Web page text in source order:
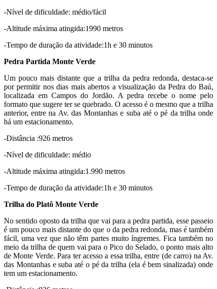
-Nível de dificuldade: médio/fácil
-Altitude máxima atingida:1990 metros
-Tempo de duração da atividade:1h e 30 minutos
Pedra Partida Monte Verde
Um pouco mais distante que a trilha da pedra redonda, destaca-se
por permitir nos dias mais abertos a visualização da Pedra do Baú,
localizada em Campos do Jordão. A pedra recebe o nome pelo
formato que sugere ter se quebrado. O acesso é o mesmo que a trilha
anterior, entre na Av. das Montanhas e suba até o pé da trilha onde
há um estacionamento.
-Distância :926 metros
-Nível de dificuldade: médio
-Altitude máxima atingida:1.990 metros
-Tempo de duração da atividade:1h e 30 minutos
Trilha do Platô Monte Verde
No sentido oposto da trilha que vai para a pedra partida, esse passeio
é um pouco mais distante do que o da pedra redonda, mas é também
fácil, uma vez que não têm partes muito íngremes. Fica também no
meio da trilha de quem vai para o Pico do Selado, o ponto mais alto
de Monte Verde. Para ter acesso a essa trilha, entre (de carro) na Av.
das Montanhas e suba até o pé da trilha (ela é bem sinalizada) onde
tem um estacionamento.